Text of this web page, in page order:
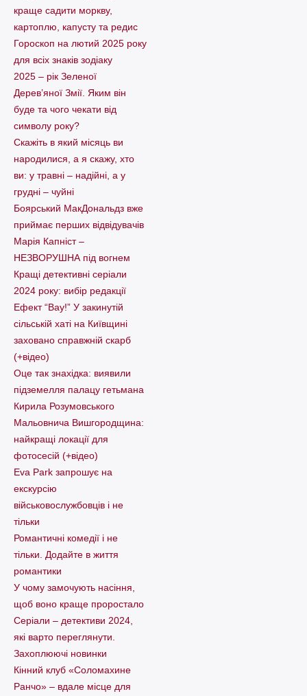
краще садити моркву,
картоплю, капусту та редис
Гороскоп на лютий 2025 року
для всіх знаків зодіаку
2025 – рік Зеленої
Дерев’яної Змії. Яким він
буде та чого чекати від
символу року?
Скажіть в який місяць ви
народилися, а я скажу, хто
ви: у травні – надійні, а у
грудні – чуйні
Боярський МакДональдз вже
приймає перших відвідувачів
Марія Капніст –
НЕЗВОРУШНА під вогнем
Кращі детективні серіали
2024 року: вибір редакції
Ефект “Вау!” У закинутій
сільській хаті на Київщині
заховано справжній скарб
(+відео)
Оце так знахідка: виявили
підземелля палацу гетьмана
Кирила Розумовського
Мальовнича Вишгородщина:
найкращі локації для
фотосесій (+відео)
Eva Park запрошує на
екскурсію
військовослужбовців і не
тільки
Романтичні комедії і не
тільки. Додайте в життя
романтики
У чому замочують насіння,
щоб воно краще проростало
Серіали – детективи 2024,
які варто пеpеглянути.
Захоплюючі новинки
Кінний клуб «Соломахине
Ранчо» – вдале місце для